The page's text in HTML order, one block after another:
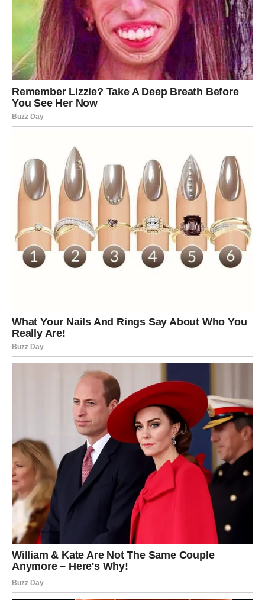
3. Prirodna Zaštita protiv Nametnika
Jedna od glavnih prednosti baršuna je njegova
bijeli leptir. Baršun služi kao prirodni insekticid, čuvajući
vaše biljke bez upotrebe štetnih kemikalija. Na primjer,
ako posadite baršun među rajčicama, može znatno
smanjiti broj štetočina koje napadaju te biljke. Ova
prirodnim rješenjem za zaštitu povrtlarskih usjeva poput
rajčica i paprika. Pored toga, korištenje prirodnih metoda
zaštite doprinosi zdravijem ekosistemu u vašem vrtu,
Baršun igra ključnu ulogu u ekosistemu vrta, jer privlači
oprašivače
neophodne za reprodukciju mnogih biljnih vrsta.
Stvaranjem povoljnog okruženja za oprašivače, sadnjom
baršuna osiguravate kontinuirani dolazak ovih korisnih
insekata. Pčele, na primjer, igraju ključnu ulogu u
oprašivanju cvjetova i povećanju prinosa voća i povrća.
Pored toga, prisustvo oprašivača u vašem vrtu može
značajno povećati prinos i kvalitetu vaših plodova.
Organizujte vrtne svjetlucave večeri s prijateljima i
uživajte u šarenilu cvjetova koji privlače pčele i leptire.
5. Podrška Bubamarama i Održavanje
Ekosistema
Bubamare su poznate kao prirodni neprijatelji lisnih uši, a
baršun ih privlači u vaš vrt.
ušima i pomažu u održavanju ravnoteže i zdravlja vaših